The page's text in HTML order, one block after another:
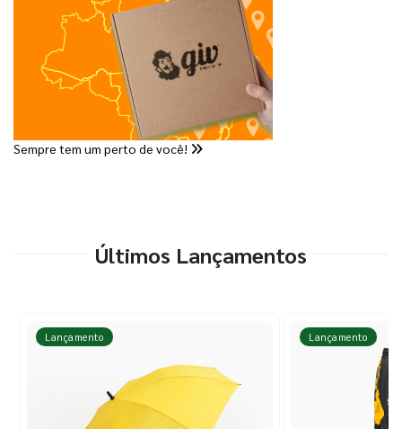
Sempre tem um perto de você!
Últimos Lançamentos
Lançamento Lançamento